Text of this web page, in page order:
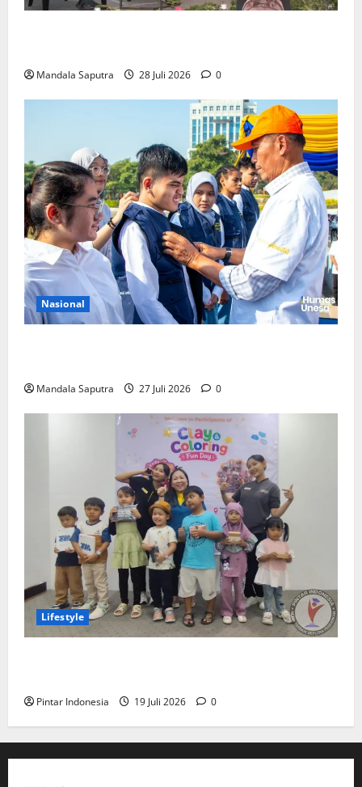
Mandala Saputra 28 Juli 2026 0
Nasional
Mandala Saputra 27 Juli 2026 0
Lifestyle
Pintar Indonesia 19 Juli 2026 0